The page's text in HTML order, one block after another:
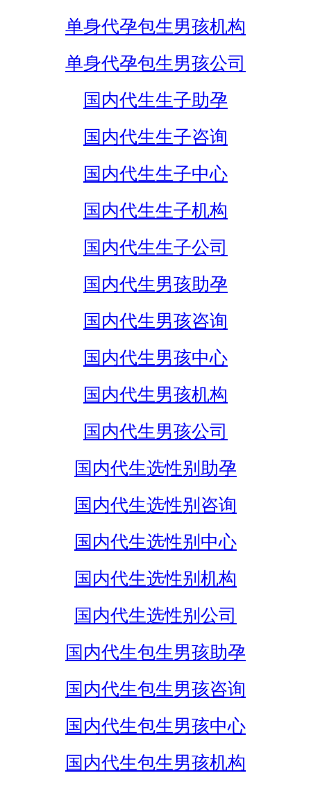
单身代孕包生男孩机构
单身代孕包生男孩公司
国内代生生子助孕
国内代生生子咨询
国内代生生子中心
国内代生生子机构
国内代生生子公司
国内代生男孩助孕
国内代生男孩咨询
国内代生男孩中心
国内代生男孩机构
国内代生男孩公司
国内代生选性别助孕
国内代生选性别咨询
国内代生选性别中心
国内代生选性别机构
国内代生选性别公司
国内代生包生男孩助孕
国内代生包生男孩咨询
国内代生包生男孩中心
国内代生包生男孩机构